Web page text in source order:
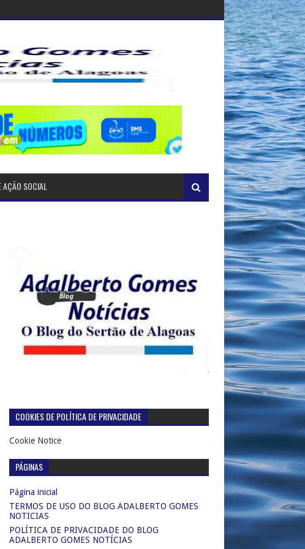
AÇÃO SOCIAL
COOKIES DE POLÍTICA DE PRIVACIDADE
Cookie Notice
PÁGINAS
Página inicial
TERMOS DE USO DO BLOG ADALBERTO GOMES
NOTICIAS
POLÍTICA DE PRIVACIDADE DO BLOG
ADALBERTO GOMES NOTÍCIAS